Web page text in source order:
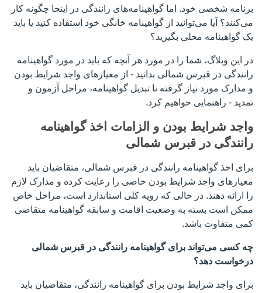
برنامه شخصی خود. اما گواهینامه‌های رانندگی در اینجا چگونه کار
می‌کنند؟ آیا می‌توانید از گواهینامه خانگی خود استفاده کنید یا باید
یک گواهینامه محلی بگیرید؟
در این وبلاگ، شما را در مورد هر آنچه که باید در مورد گواهینامه
رانندگی در قبرس شمالی بدانید - از معیارهای واجد شرایط بودن
و مدارک مورد نیاز گرفته تا تبدیل گواهینامه، مراحل آزمون و
تمدید - راهنمایی خواهیم کرد.
واجد شرایط بودن و الزامات اخذ گواهینامه
رانندگی در قبرس شمالی
برای اخذ گواهینامه رانندگی در قبرس شمالی، متقاضیان باید
معیارهای واجد شرایط بودن خاصی را رعایت کرده و مدارک لازم
را ارائه دهند. در حالی که رویه کلی استاندارد است، مراحل خاص
ممکن است بسته به وضعیت اقامت و سابقه گواهینامه متقاضی
کمی متفاوت باشد.
چه کسی می‌تواند برای گواهینامه رانندگی در قبرس شمالی
درخواست دهد؟
برای واجد شرایط بودن برای گواهینامه رانندگی، متقاضیان باید